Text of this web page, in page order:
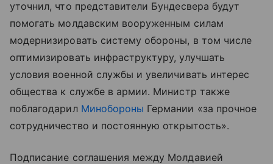
уточнил, что представители Бундесвера будут
помогать молдавским вооруженным силам
модернизировать систему обороны, в том числе
оптимизировать инфраструктуру, улучшать
условия военной службы и увеличивать интерес
общества к службе в армии. Министр также
поблагодарил Минобороны Германии «за прочное
сотрудничество и постоянную открытость».
Подписание соглашения между Молдавией